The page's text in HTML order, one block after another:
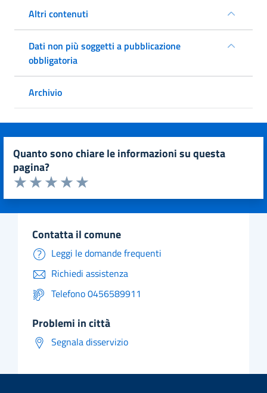
Altri contenuti
Dati non più soggetti a pubblicazione
obbligatoria
Archivio
quanto sono chiare le informazioni su questa
pagina?
Valuta da 1 a 5 stelle la pagina
Valuta 5 stelle su 5
Valuta 4 stelle su 5
Valuta 3 stelle su 5
Valuta 2 stelle su 5
Valuta 1 stelle su 5
contatta il comune
Leggi le domande frequenti
Richiedi assistenza
Telefono 0456589911
problemi in città
Segnala disservizio